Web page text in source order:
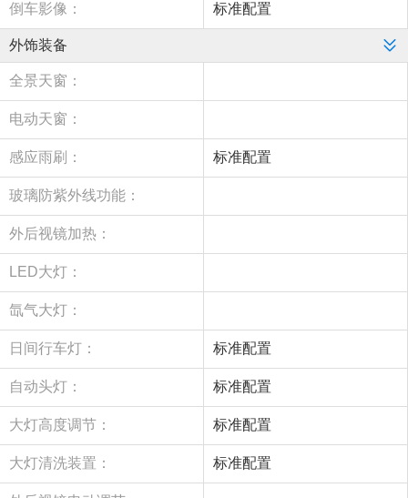
倒车影像： 标准配置
外饰装备
全景天窗：
电动天窗：
感应雨刷： 标准配置
玻璃防紫外线功能：
外后视镜加热：
LED大灯：
氙气大灯：
日间行车灯： 标准配置
自动头灯： 标准配置
大灯高度调节： 标准配置
大灯清洗装置： 标准配置